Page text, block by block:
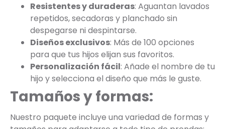
Resistentes y duraderas: Aguantan lavados
repetidos, secadoras y planchado sin
despegarse ni despintarse.
Diseños exclusivos: Más de 100 opciones
para que tus hijos elijan sus favoritos.
Personalización fácil: Añade el nombre de tu
hijo y selecciona el diseño que más le guste.
Tamaños y formas:
Nuestro paquete incluye una variedad de formas y